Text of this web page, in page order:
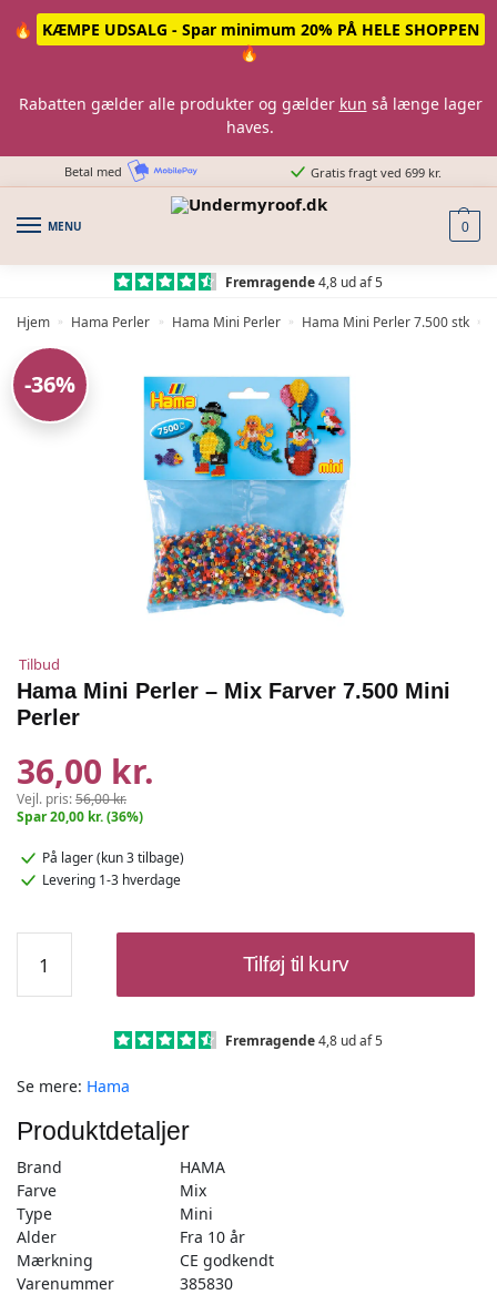
🔥
KÆMPE UDSALG - Spar minimum 20% PÅ HELE SHOPPEN
🔥
Rabatten gælder alle produkter og gælder kun så længe lager
haves.
Betal med Gratis fragt ved 699 kr.
MENU 0
Fremragende4,8 ud af 5
Hjem » Hama Perler » Hama Mini Perler » Hama Mini Perler 7.500 stk »
-36%
Tilbud
Hama Mini Perler – Mix Farver 7.500 Mini
Perler
36,00 kr.
Vejl. pris:56,00 kr.
Spar 20,00 kr. (36%)
På lager(kun 3 tilbage)
Levering 1-3 hverdage
Mini
Perler
7.500
Perler
antal
Tilføj til kurv
Fremragende4,8 ud af 5
Se mere: Hama
Produktdetaljer
Brand
HAMA
Farve
Mix
Type
Mini
Alder
Fra 10 år
Mærkning
CE godkendt
Varenummer
385830